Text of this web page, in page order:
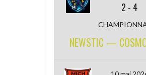
2 - 4
NEWSTIC —